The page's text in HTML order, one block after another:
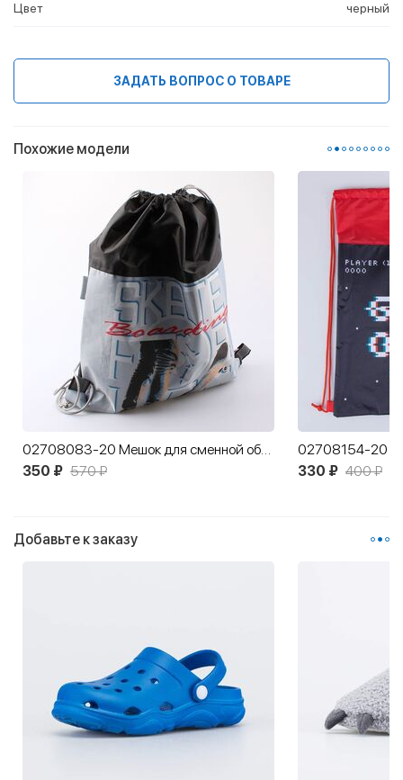
Цвет черный
ЗАДАТЬ ВОПРОС О ТОВАРЕ
Похожие модели
02708083-20 Мешок для сменной обуви Скейт
350 ₽ 570 ₽ 330 ₽ 400 ₽
Добавьте к заказу